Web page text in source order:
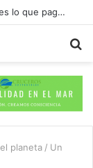
¿Qué incluye el precio del crucero? ¡Esto es lo que pagas por tu aventura en alta mar!
planeta / Un